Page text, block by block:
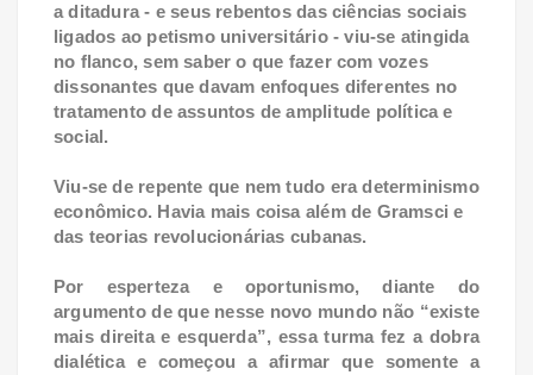
a ditadura - e seus rebentos das ciências sociais
ligados ao petismo universitário - viu-se atingida
no flanco, sem saber o que fazer com vozes
dissonantes que davam enfoques diferentes no
tratamento de assuntos de amplitude política e
social.
Viu-se de repente que nem tudo era determinismo
econômico. Havia mais coisa além de Gramsci e
das teorias revolucionárias cubanas.
Por esperteza e oportunismo, diante do
argumento de que nesse novo mundo não “existe
mais direita e esquerda”, essa turma fez a dobra
dialética e começou a afirmar que somente a